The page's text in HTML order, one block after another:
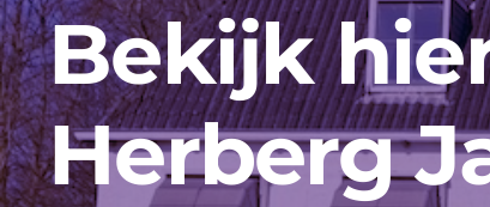
Bekijk
Herberg